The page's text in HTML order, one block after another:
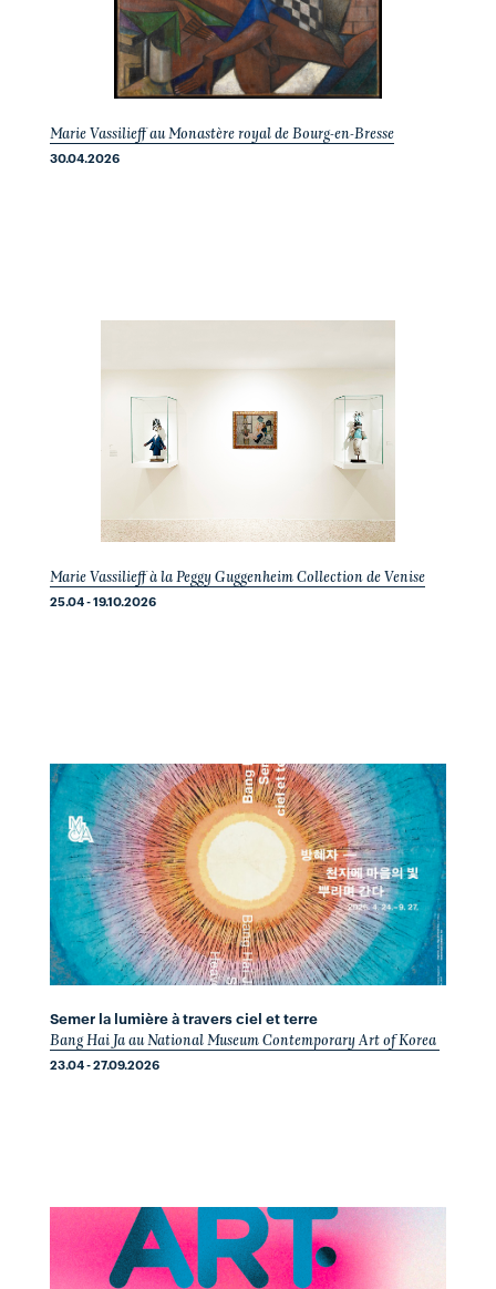
Marie Vassilieff au Monastère royal de Bourg-en-Bresse
30.04.2026
Marie Vassilieff à la Peggy Guggenheim Collection de Venise
25.04 - 19.10.2026
Semer la lumière à travers ciel et terre
Bang Hai Ja au National Museum Contemporary Art of Korea
23.04 - 27.09.2026